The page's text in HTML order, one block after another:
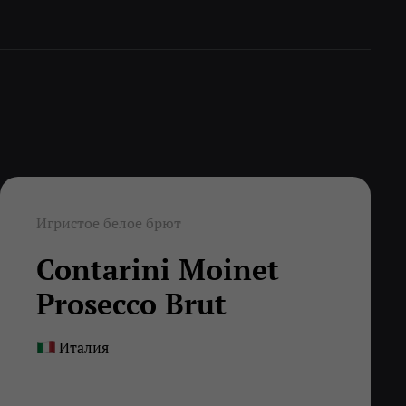
Игристое белое брют
Contarini Moinet
Prosecco Brut
Италия